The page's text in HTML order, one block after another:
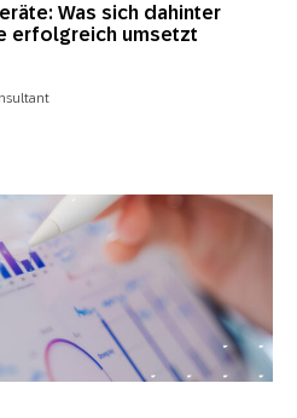
Was sich dahinter
erfolgreich umsetzt